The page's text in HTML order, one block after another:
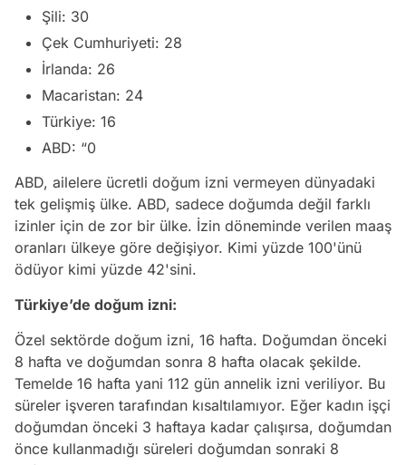
Şili: 30
Çek Cumhuriyeti: 28
İrlanda: 26
Macaristan: 24
Türkiye: 16
ABD: “0
ABD, ailelere ücretli doğum izni vermeyen dünyadaki
tek gelişmiş ülke. ABD, sadece doğumda değil farklı
izinler için de zor bir ülke. İzin döneminde verilen maaş
oranları ülkeye göre değişiyor. Kimi yüzde 100'ünü
ödüyor kimi yüzde 42'sini.
Türkiye’de doğum izni:
Özel sektörde doğum izni, 16 hafta. Doğumdan önceki
8 hafta ve doğumdan sonra 8 hafta olacak şekilde.
Temelde 16 hafta yani 112 gün annelik izni veriliyor. Bu
süreler işveren tarafından kısaltılamıyor. Eğer kadın işçi
doğumdan önceki 3 haftaya kadar çalışırsa, doğumdan
önce kullanmadığı süreleri doğumdan sonraki 8